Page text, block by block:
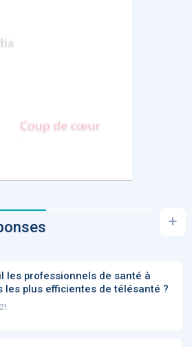
+
les professionnels de santé à
les plus efficientes de télésanté ?